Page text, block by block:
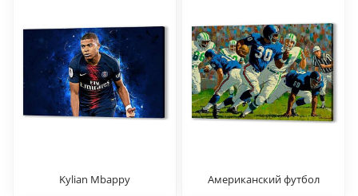
Kylian Mbappу Американский футбол